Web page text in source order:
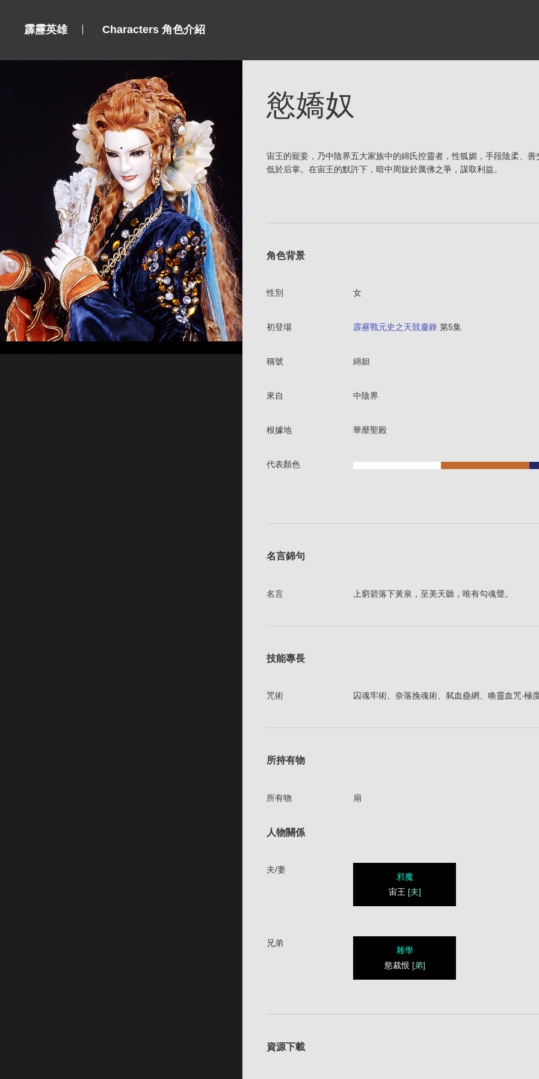
霹靂英雄 Characters 角色介紹
慾嬌奴
宙王的寵妾，乃中陰界五大家族中的綿氏控靈者，性狐媚，手段陰柔、
低於后掌。在宙王的默許下，暗中周旋於厲佛之爭，謀取利益。
角色背景
性別 女
初登場 霹靂戰元史之天競鏖鋒 第5集
稱號 綿妲
來自 中陰界
根據地 華靡聖殿
代表顏色
名言錦句
名言 上窮碧落下黃泉，至美天聽，唯有勾魂聲。
技能專長
咒術 囚魂牢術、奈落挽魂術、弑血蠱網、喚靈血咒‧極
所持有物
所有物 扇
人物關係
夫/妻
邪魔
宙王 [夫]
兄弟
雜學
慾裁恨 [弟]
資源下載